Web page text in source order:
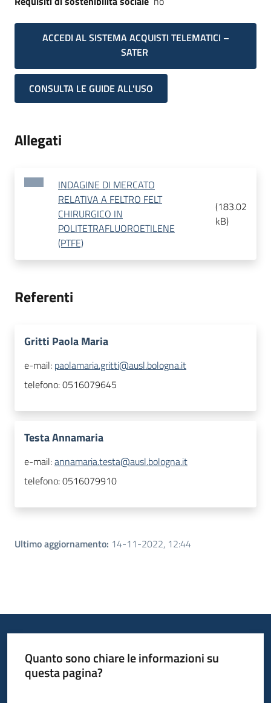
ACCEDI AL SISTEMA ACQUISTI TELEMATICI –
SATER
CONSULTA LE GUIDE ALL'USO
Allegati
INDAGINE DI MERCATO
RELATIVA A FELTRO FELT
CHIRURGICO IN
POLITETRAFLUOROETILENE
(PTFE)
(183.02
kB)
Referenti
Gritti Paola Maria
e-mail: paolamaria.gritti@ausl.bologna.it
telefono:0516079645
Testa Annamaria
e-mail:annamaria.testa@ausl.bologna.it
telefono:0516079910
Ultimo aggiornamento: 14-11-2022, 12:44
Quanto sono chiare le informazioni su
questa pagina?